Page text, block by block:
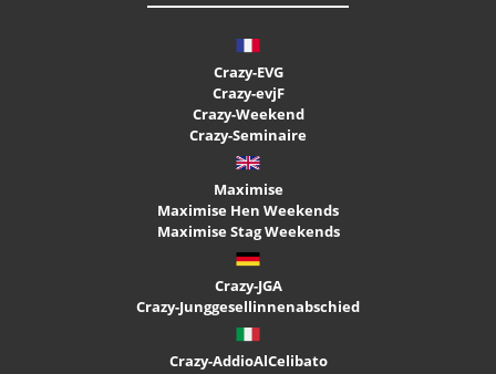
Crazy-EVG
Crazy-evjF
Crazy-Weekend
Crazy-Seminaire
Maximise
Maximise Hen Weekends
Maximise Stag Weekends
Crazy-JGA
Crazy-Junggesellinnenabschied
Crazy-AddioAlCelibato